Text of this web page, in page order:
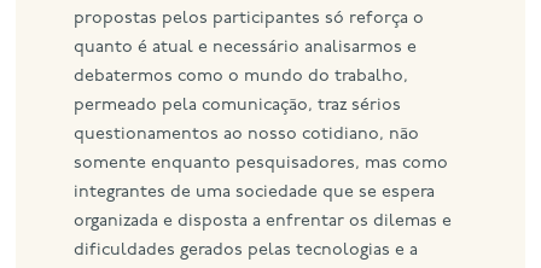
propostas pelos participantes só reforça o
quanto é atual e necessário analisarmos e
debatermos como o mundo do trabalho,
permeado pela comunicação, traz sérios
questionamentos ao nosso cotidiano, não
somente enquanto pesquisadores, mas como
integrantes de uma sociedade que se espera
organizada e disposta a enfrentar os dilemas e
dificuldades gerados pelas tecnologias e a